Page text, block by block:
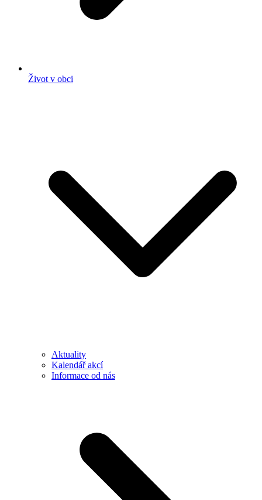
Život v obci
Aktuality
Kalendář akcí
Informace od nás